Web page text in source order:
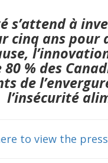
s’attend à
cinq ans pour
80 % des
de
l’insécurité
to view the